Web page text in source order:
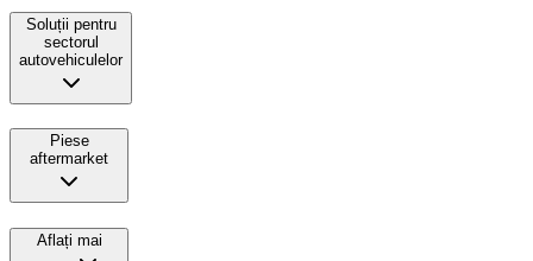
Soluții pentru
sectorul
autovehiculelor
Piese
aftermarket
Aflați mai